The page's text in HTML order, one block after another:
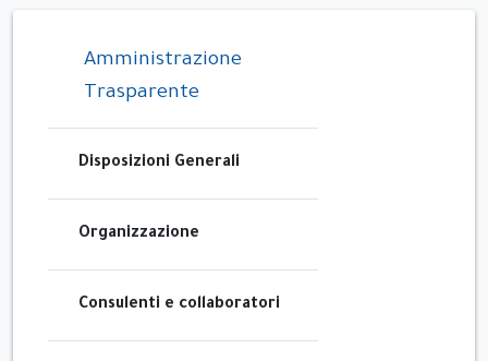
Amministrazione
Trasparente
Disposizioni Generali
Organizzazione
Consulenti e collaboratori